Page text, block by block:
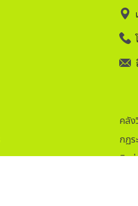
คลัง
กฏร
ติดต่